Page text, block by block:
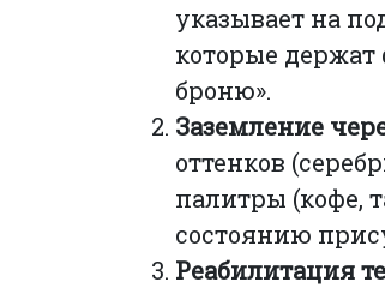
указывает на
которые держат
броню».
Заземление
оттенков
палитры (кофе,
состоянию
Реабилитация